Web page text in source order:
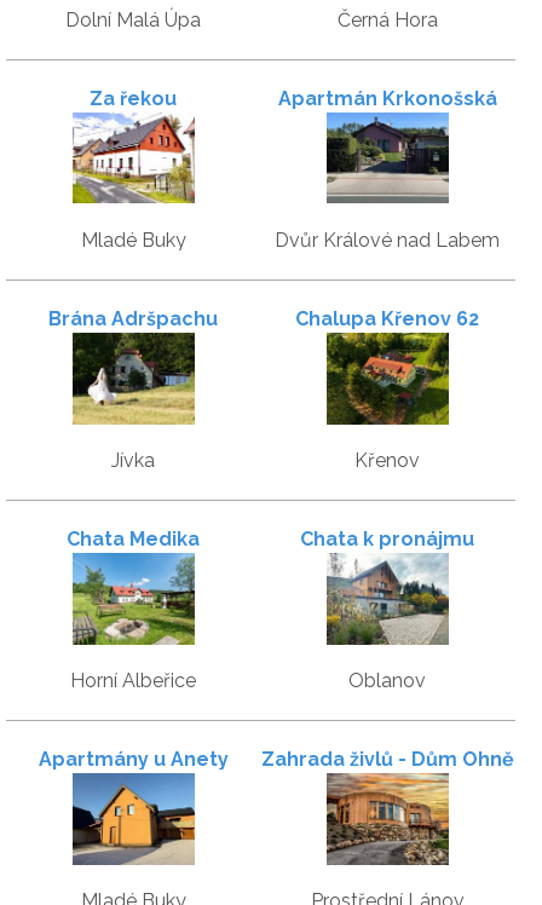
Dolní Malá Úpa Černá Hora
Za řekou
Mladé Buky
Apartmán Krkonošská
Dvůr Králové nad Labem
Brána Adršpachu
Jívka
Chalupa Křenov 62
Křenov
Chata Medika
Horní Albeřice
Chata k pronájmu
Oblanov
Apartmány u Anety Zahrada živlů - Dům Ohně